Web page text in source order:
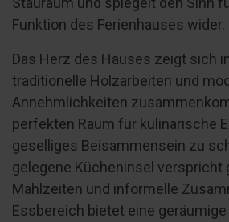
Funktion des Ferienhauses wider.
Das Herz des Hauses zeigt sich
traditionelle Holzarbeiten und
Annehmlichkeiten
perfekten Raum für kulinarische
geselliges Beisammensein zu
gelegene Kücheninsel verspricht
Mahlzeiten und informelle
Essbereich bietet eine